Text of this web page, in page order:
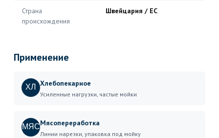
Страна
происхождения
Швейцария / ЕС
Применение
ХЛ Хлебопекарное
Усиленные нагрузки, частые мойки
МЯСМясопереработка
Линии нарезки, упаковка под мойку